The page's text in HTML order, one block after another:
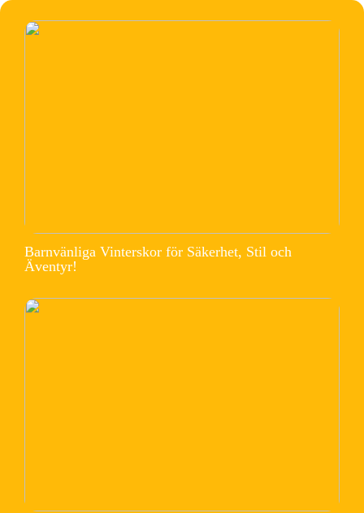
Barnvänliga Vinterskor för Säkerhet, Stil och
Äventyr!